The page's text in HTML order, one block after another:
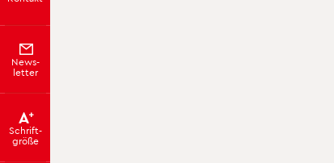
News­
let­ter
Schrift­
grö­ße